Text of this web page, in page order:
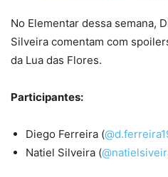
No Elementar dessa semana,
Silveira comentam com
da Lua das Flores.
Participantes:
Diego Ferreira (
Natiel Silveira (